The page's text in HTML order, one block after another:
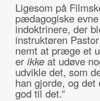
Ligesom på
pædagogiske
indoktrinere, der
instruktøren
nemt at præge et
er ikkeat udøve
udvikle det, som
han gjorde, og
god til det.”